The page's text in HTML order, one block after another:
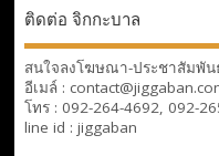
ติดต่อ จิกกะบาล
สนใจลงโฆษณา-ประชาสัมพัน
อีเมล์ :
โทร : 092-264-4692, 092-
line id : jiggaban